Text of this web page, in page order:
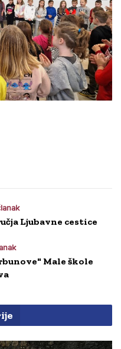
Ljubavne cestice
Male škole